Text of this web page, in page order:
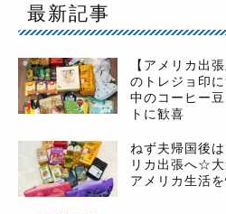
最新記事
【アメリカ出
のトレジョ印
中のコーヒー
トに歓喜
ねず夫帰国後
リカ出張へ☆
アメリカ生活